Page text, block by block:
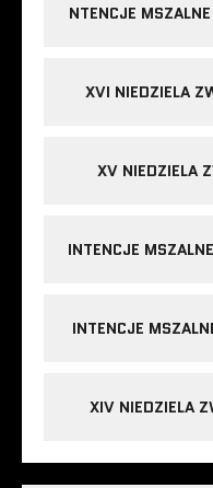
NTENCJE
XVI NIEDZIELA
XV NIEDZIELA
INTENCJE
INTENCJE
XIV NIEDZIELA